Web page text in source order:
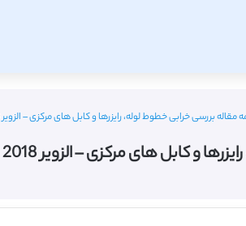
مقاله بررسی خرابی خطوط لوله، رایزرها و کابل های مرکزی – الزویر 2018
و کابل های مرکزی – الزویر 2018